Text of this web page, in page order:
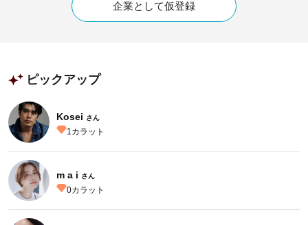
企業として仮登録
ピックアップ
Kosei さん
1 カラット
m a i さん
0カラット